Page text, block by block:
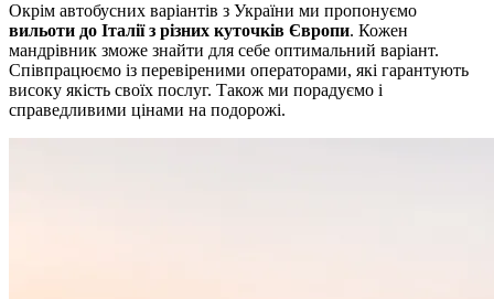
Окрім автобусних варіантів з України ми пропонуємо
вильоти до Італії з різних куточків Європи. Кожен
мандрівник зможе знайти для себе оптимальний варіант.
Співпрацюємо із перевіреними операторами, які гарантують
високу якість своїх послуг. Також ми порадуємо і
справедливими цінами на подорожі.